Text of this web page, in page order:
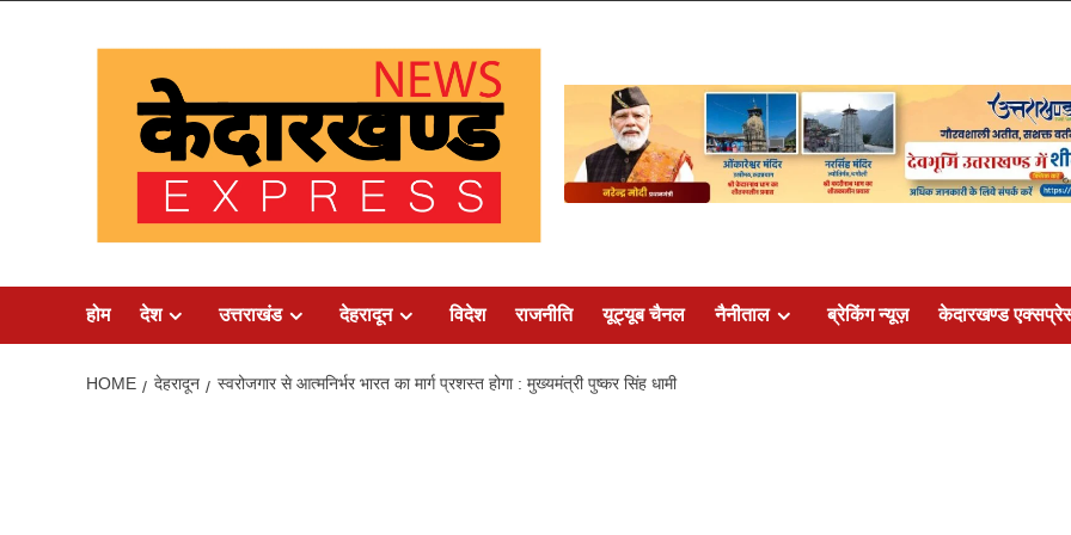
होम देश उत्तराखंड देहरादून विदेश राजनीति यूट्यूब चैनल नैनीताल ब्रेकिंग न्यूज़ केदारखण्ड
HOME देहरादून स्वरोजगार से आत्मनिर्भर भारत का मार्ग प्रशस्त होगा : मुख्यमंत्री पुष्कर सिंह धामी